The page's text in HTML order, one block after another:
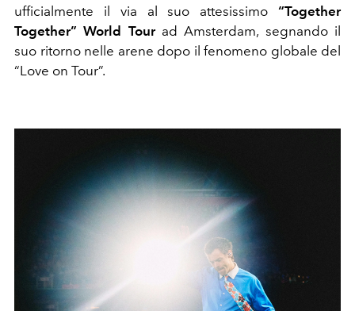
ufficialmente il via al suo attesissimo “Together
Together” World Tourad Amsterdam, segnando il
suo ritorno nelle arene dopo il fenomeno globale del
“Love on Tour”.